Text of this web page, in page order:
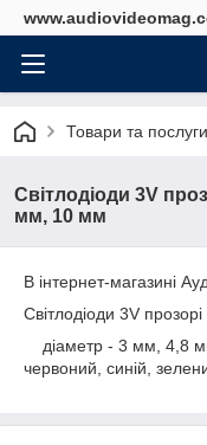
Товари та послуги
Світлодіоди 3V
мм, 10 мм
В інтернет-магазині
Світлодіоди 3V прозорі
діаметр - 3 мм, 4,8
червоний, синій,